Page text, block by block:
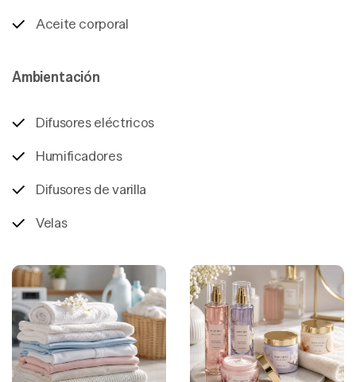
Aceite corporal
Ambientación
Difusores eléctricos
Humificadores
Difusores de varilla
Velas